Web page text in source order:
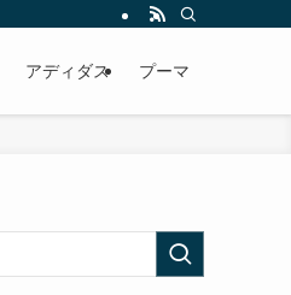
アディダス プーマ